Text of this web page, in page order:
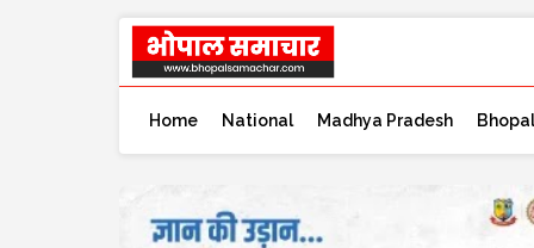
Home National Madhya Pradesh Bhopal